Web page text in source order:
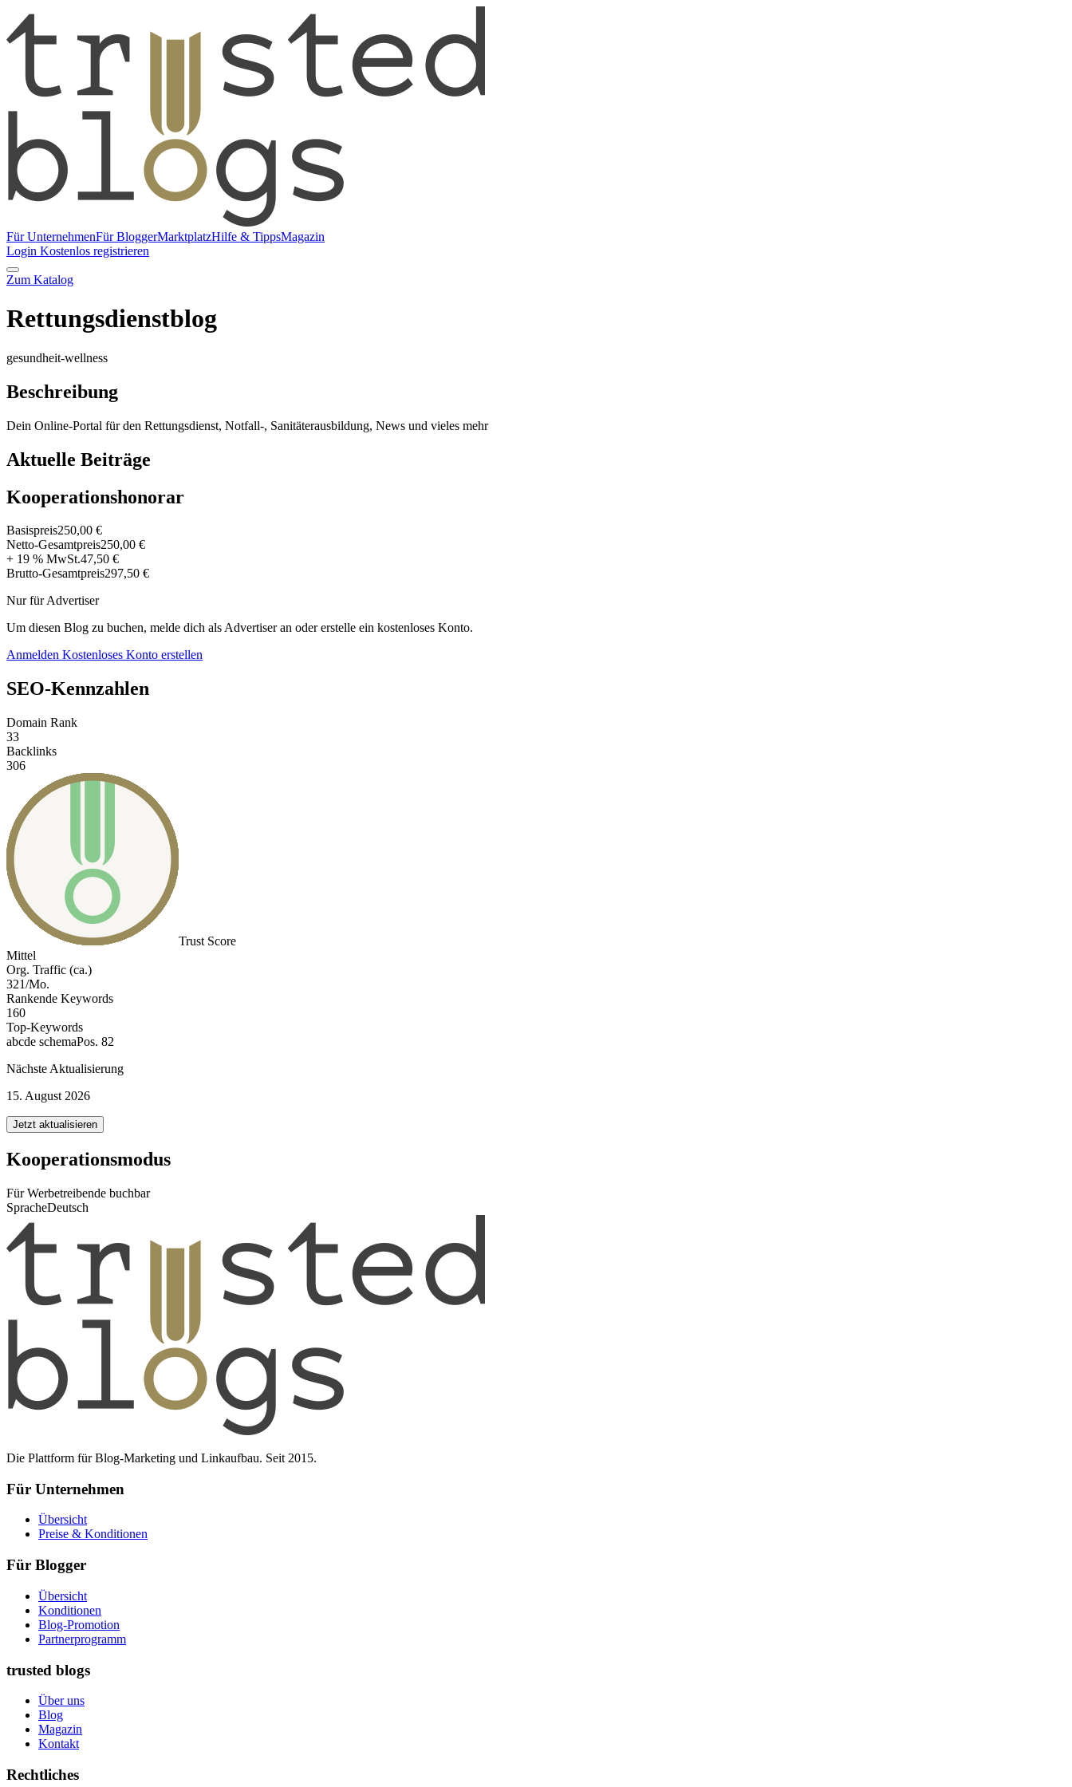
Für UnternehmenFür BloggerMarktplatzHilfe & TippsMagazin
Login Kostenlos registrieren
Zum Katalog
Rettungsdienstblog
gesundheit-wellness
Beschreibung
Dein Online-Portal für den Rettungsdienst, Notfall-, Sanitäterausbildung, News und vieles mehr
Aktuelle Beiträge
Kooperationshonorar
Basispreis250,00 €
Netto-Gesamtpreis250,00 €
+ 19 % MwSt.47,50 €
Brutto-Gesamtpreis297,50 €
Nur für Advertiser
Um diesen Blog zu buchen, melde dich als Advertiser an oder erstelle ein kostenloses Konto.
Anmelden Kostenloses Konto erstellen
SEO-Kennzahlen
Domain Rank
33
Backlinks
306
Trust Score
Mittel
Org. Traffic (ca.)
321/Mo.
Rankende Keywords
160
Top-Keywords
abcde schemaPos. 82
Nächste Aktualisierung
15. August 2026
Jetzt aktualisieren
Kooperationsmodus
Für Werbetreibende buchbar
SpracheDeutsch
Die Plattform für Blog-Marketing und Linkaufbau. Seit 2015.
Für Unternehmen
Übersicht
Preise & Konditionen
Für Blogger
Übersicht
Konditionen
Blog-Promotion
Partnerprogramm
trusted blogs
Über uns
Blog
Magazin
Kontakt
Rechtliches